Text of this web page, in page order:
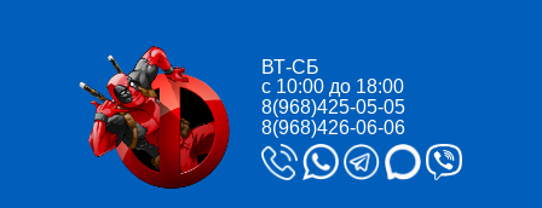
ВТ-СБ
с 10:00 до 18:00
8(968)425-05-05
8(968)426-06-06